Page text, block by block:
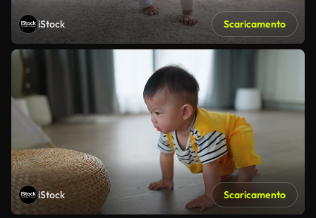
iStock Scaricamento
iStock Scaricamento